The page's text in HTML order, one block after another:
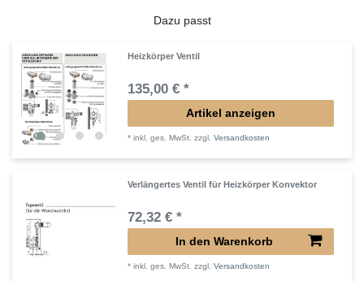
Dazu passt
Heizkörper Ventil
135,00 € *
Artikel anzeigen
*inkl. ges. MwSt. zzgl.Versandkosten
Verlängertes Ventil für Heizkörper Konvektor
72,32 € *
In den Warenkorb
*inkl. ges. MwSt. zzgl.Versandkosten